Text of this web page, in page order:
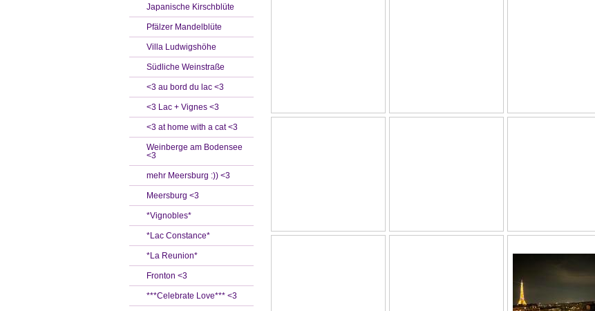
Japanische Kirschblüte
Pfälzer Mandelblüte
Villa Ludwigshöhe
Südliche Weinstraße
<3 au bord du lac <3
<3 Lac + Vignes <3
<3 at home with a cat <3
Weinberge am Bodensee
<3
mehr Meersburg :)) <3
Meersburg <3
*Vignobles*
*Lac Constance*
*La Reunion*
Fronton <3
***Celebrate Love*** <3